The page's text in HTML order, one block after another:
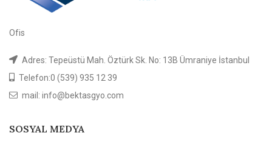
Ofis
Adres: Tepeüstü Mah. Öztürk Sk. No: 13B Ümraniye İstanbul
Telefon:0 (539) 935 12 39
mail: info@bektasgyo.com
SOSYAL MEDYA